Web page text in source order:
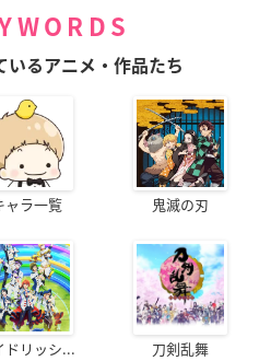
いるアニメ・作品たち
ャラ一覧 鬼滅の刃
ドリッシ... 刀剣乱舞